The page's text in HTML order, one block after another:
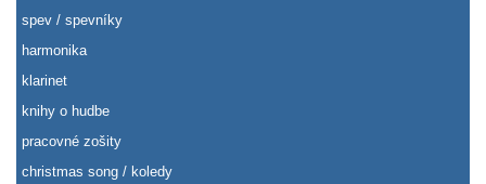
spev / spevníky
harmonika
klarinet
knihy o hudbe
pracovné zošity
christmas song / koledy